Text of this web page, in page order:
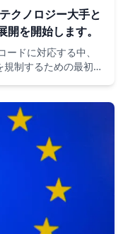
クノロジー大手と
を開始します。
ドに対応する中、
制するための最初の